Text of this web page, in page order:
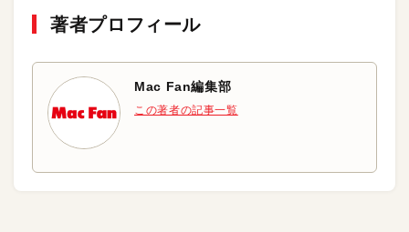
著者プロフィール
Mac Fan編集部
この著者の記事一覧